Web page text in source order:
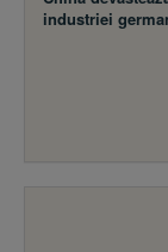
industriei